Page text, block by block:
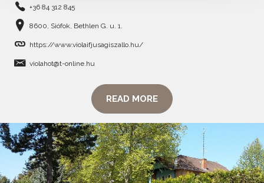
+36 84 312 845
8600, Siófok, Bethlen G. u. 1.
https://www.violaifjusagiszallo.hu/
violahot@t-online.hu
READ MORE